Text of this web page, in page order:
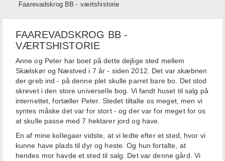
Faarevadskrog BB - værtshistorie
FAAREVADSKROG BB -
VÆRTSHISTORIE
Anne og Peter har boet på dette dejlige sted mellem
Skælskør og Næstved i 7 år - siden 2012. Det var skæbnen
der greb ind - på denne plet skulle parret bare bo. Det stod
skrevet i den store universelle bog. Vi fandt huset til salg på
internettet, fortæller Peter. Stedet tiltalte os meget, men vi
syntes måske det var for stort - og der var for meget for os
at skulle passe med 7 hektarer jord og have.
En af mine kollegaer vidste, at vi ledte efter et sted, hvor vi
kunne have plads til dyr og heste. Og hun fortalte, at
hendes mor havde et sted til salg. Det var denne gård. Vi